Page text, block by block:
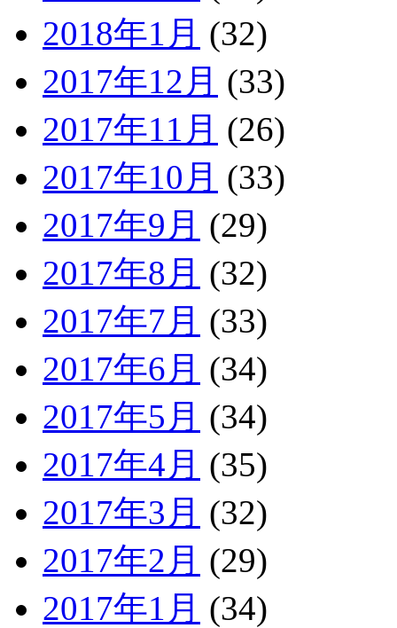
2018年1月 (32)
2017年12月 (33)
2017年11月 (26)
2017年10月 (33)
2017年9月 (29)
2017年8月 (32)
2017年7月 (33)
2017年6月 (34)
2017年5月 (34)
2017年4月 (35)
2017年3月 (32)
2017年2月 (29)
2017年1月 (34)